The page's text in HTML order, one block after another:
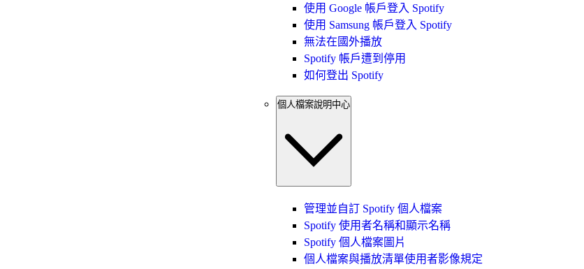
使用 Google 帳戶登入 Spotify
使用 Samsung 帳戶登入 Spotify
無法在國外播放
Spotify 帳戶遭到停用
如何登出 Spotify
個人檔案說明中心
管理並自訂 Spotify 個人檔案
Spotify 使用者名稱和顯示名稱
Spotify 個人檔案圖片
個人檔案與播放清單使用者影像規定